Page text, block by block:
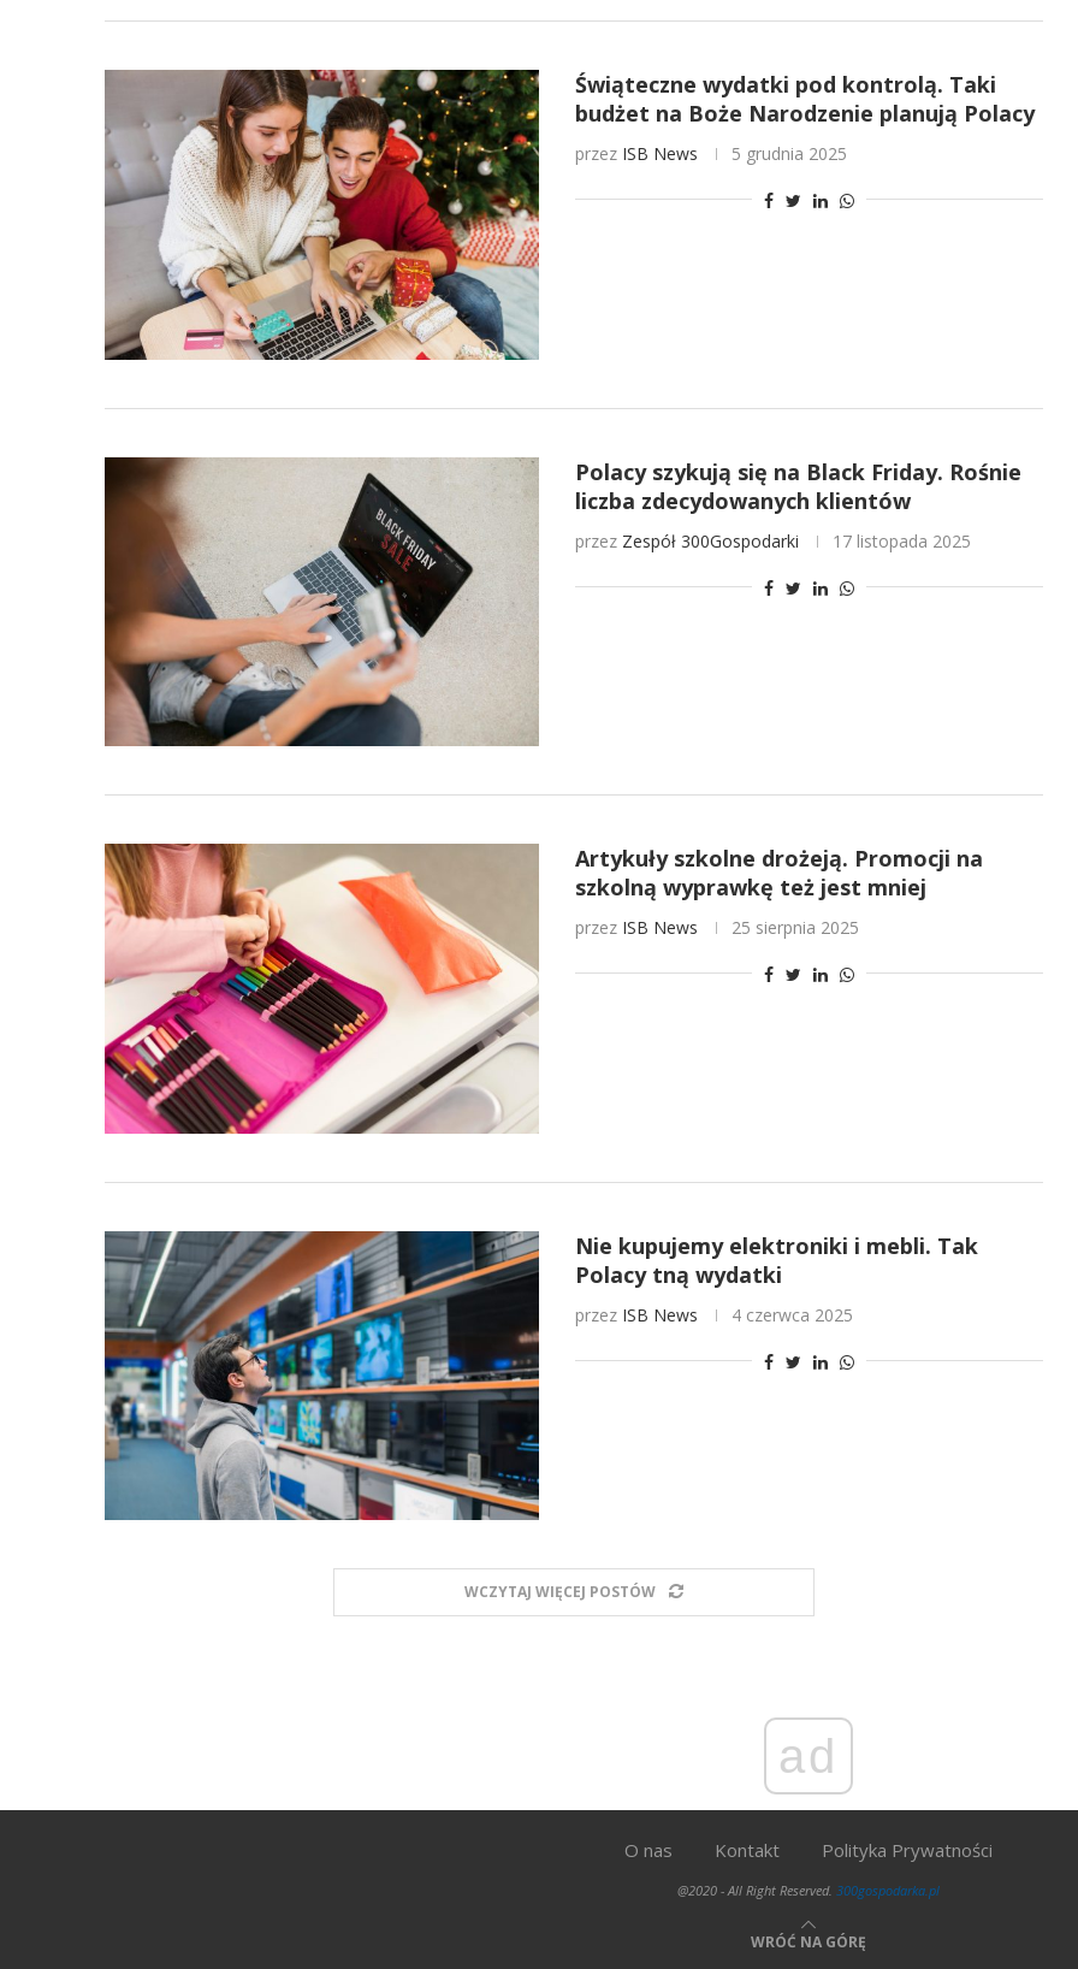
Świąteczne wydatki pod kontrolą. Taki
budżet na Boże Narodzenie planują Polacy
przez ISB News 5 grudnia 2025
Polacy szykują się na Black Friday. Rośnie
liczba zdecydowanych klientów
przez Zespół 300Gospodarki 17 listopada 2025
Artykuły szkolne drożeją. Promocji na
szkolną wyprawkę też jest mniej
przez ISB News 25 sierpnia 2025
Nie kupujemy elektroniki i mebli. Tak
Polacy tną wydatki
przez ISB News 4 czerwca 2025
WCZYTAJ WIĘCEJ POSTÓW
ad
O nas Kontakt Polityka Prywatności
@2020 - All Right Reserved. 300gospodarka.pl
WRÓĆ NA GÓRĘ